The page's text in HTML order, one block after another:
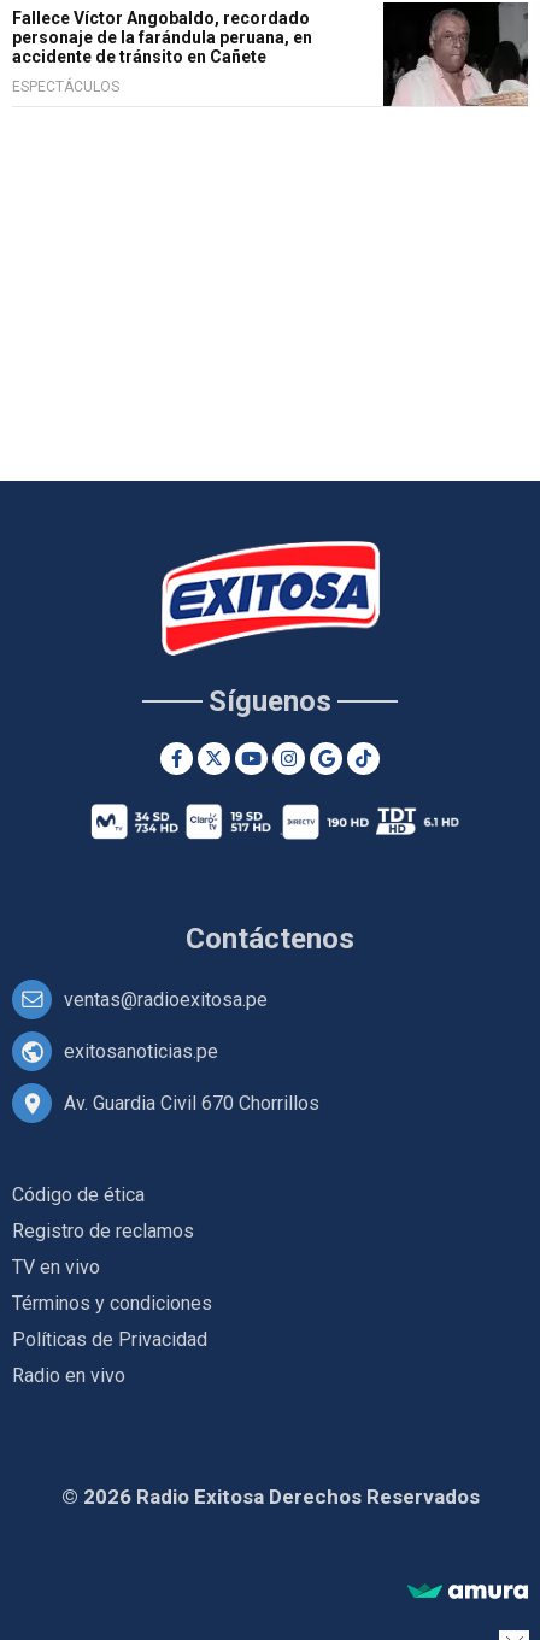
Fallece Víctor Angobaldo, recordado
personaje de la farándula peruana, en
accidente de tránsito en Cañete
ESPECTÁCULOS
Contáctenos
ventas@radioexitosa.pe
exitosanoticias.pe
Av. Guardia Civil 670 Chorrillos
Síguenos
Código de ética
Registro de reclamos
TV en vivo
Términos y condiciones
Políticas de Privacidad
Radio en vivo
© 2026 Radio Exitosa Derechos Reservados